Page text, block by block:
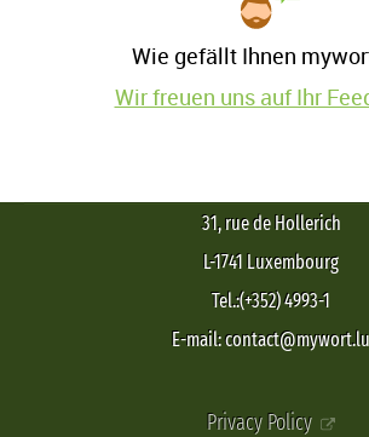
Wie gefällt Ihnen
Wir freuen uns auf Ihr
31, rue de Hollerich
L-1741 Luxembourg
Tel.:(+352) 4993-1
E-mail: contact@mywort.lu
Privacy Policy